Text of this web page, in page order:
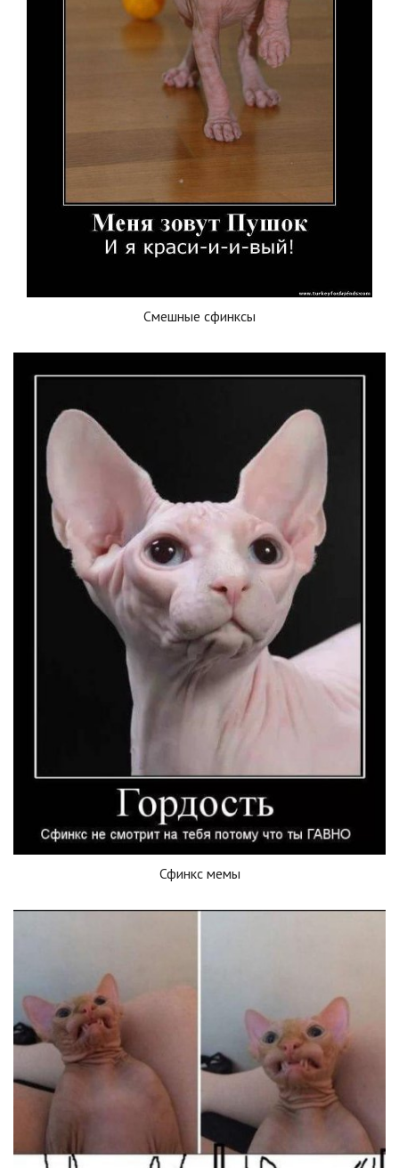
Смешные сфинксы
Сфинкс мемы